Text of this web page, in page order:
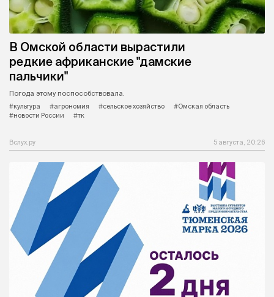
В Омской области вырастили
редкие африканские "дамские
пальчики"
Погода этому поспособствовала.
#культура
#агрономия #сельское хозяйство
#Омская область
#новости России
#тк
Вслух.ру 5 августа, 20:26